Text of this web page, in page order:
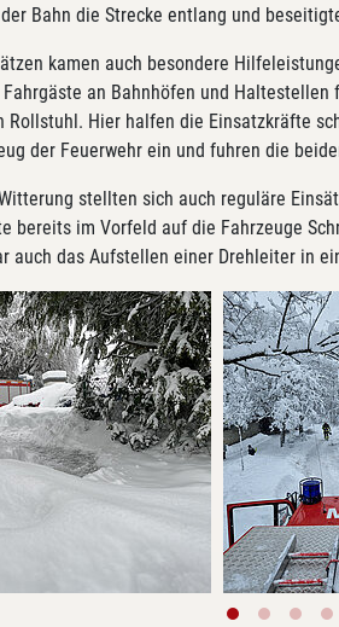
Bahn die Strecke entlang und
kamen auch besondere
an Bahnhöfen und
Rollstuhl. Hier halfen die Einsatzkräfte
der Feuerwehr ein und fuhren die
stellten sich auch reguläre
bereits im Vorfeld auf die Fahrzeuge
auch das Aufstellen einer Drehleiter in